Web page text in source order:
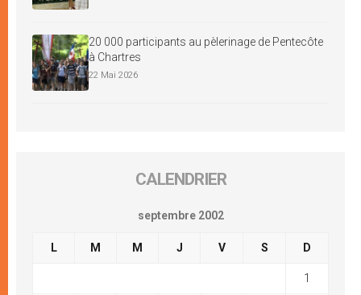
20 000 participants au pèlerinage de Pentecôte
à Chartres
22 Mai 2026
CALENDRIER
septembre 2002
L M M J V S D
1